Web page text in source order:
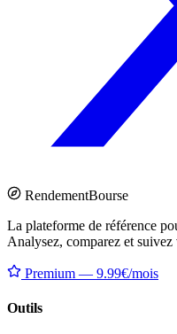
RendementBourse
La plateforme de référence
Analysez, comparez et
Premium — 9.99€/mois
Outils